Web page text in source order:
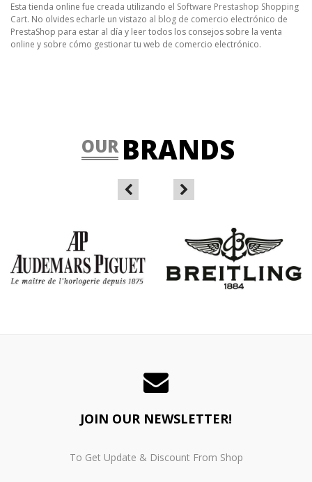
Esta tienda online fue creada utilizando el Software Prestashop Shopping
Cart. No olvides echarle un vistazo al blog de comercio electrónico de
PrestaShop para estar al día y leer todos los consejos sobre la venta
online y sobre cómo gestionar tu web de comercio electrónico.
OUR BRANDS
JOIN OUR NEWSLETTER!
To Get Update & Discount From Shop